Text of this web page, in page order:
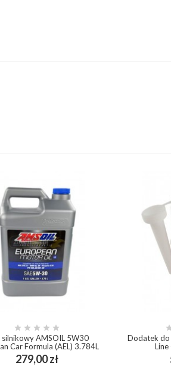
    
silnikowy AMSOIL 5W30
Car Formula (AEL) 3.784L
279,00 złCena
add_shopping_cart
Dodatek do